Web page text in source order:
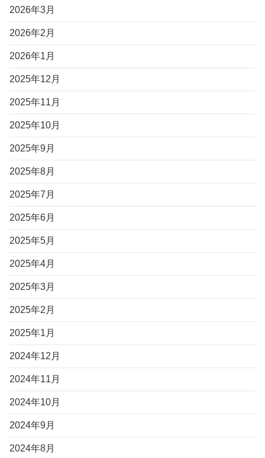
2026年3月
2026年2月
2026年1月
2025年12月
2025年11月
2025年10月
2025年9月
2025年8月
2025年7月
2025年6月
2025年5月
2025年4月
2025年3月
2025年2月
2025年1月
2024年12月
2024年11月
2024年10月
2024年9月
2024年8月